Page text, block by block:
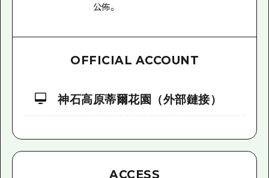
公佈。
OFFICIAL ACCOUNT
神石高原蒂爾花園（外部鏈接）
ACCESS